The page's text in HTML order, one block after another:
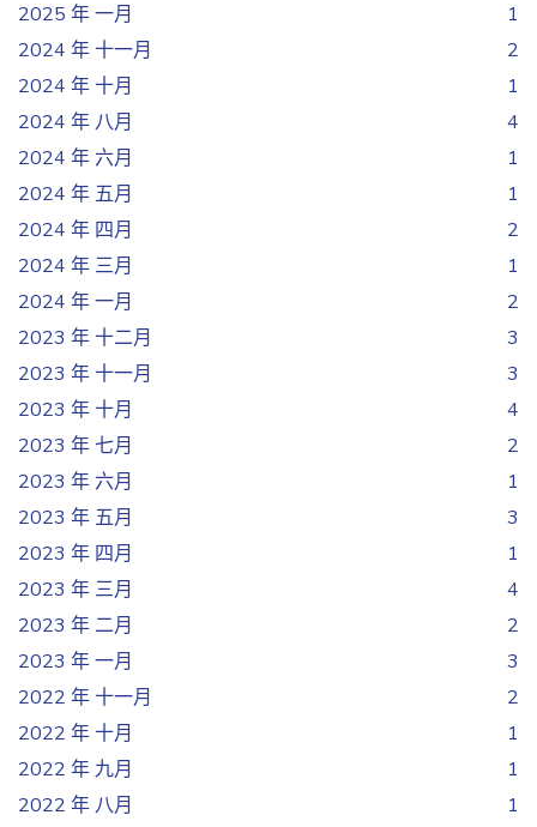
2025 年 一月
1
2024 年 十一月
2
2024 年 十月
1
2024 年 八月
4
2024 年 六月
1
2024 年 五月
1
2024 年 四月
2
2024 年 三月
1
2024 年 一月
2
2023 年 十二月
3
2023 年 十一月
3
2023 年 十月
4
2023 年 七月
2
2023 年 六月
1
2023 年 五月
3
2023 年 四月
1
2023 年 三月
4
2023 年 二月
2
2023 年 一月
3
2022 年 十一月
2
2022 年 十月
1
2022 年 九月
1
2022 年 八月
1